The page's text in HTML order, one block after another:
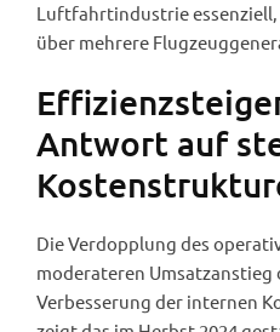
Luftfahrtindustrie
über mehrere
Antwort auf
Die Verdopplung des
moderateren
Verbesserung der internen